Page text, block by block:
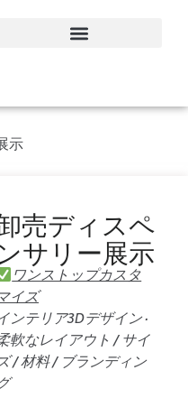
示
売ディスペ
サリー展示
ワンストップカスタ
イズ
ンテリア3Dデザイン ·
軟なレイアウト / サイ
/ 材料 / ブランディン